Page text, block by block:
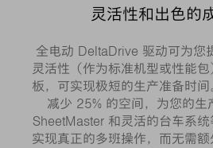
灵活性和出色的
全电动 DeltaDrive 驱动可为您
灵活性（作为标准机型或性能
板，可实现极短的生产准备时
减少 25% 的空间，为您的生
SheetMaster 和灵活的台车系
实现真正的多班操作，而无需